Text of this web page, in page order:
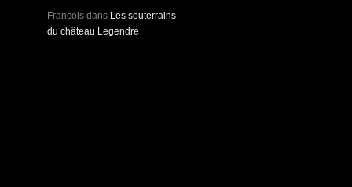
Francois dans Les souterrains
du château Legendre